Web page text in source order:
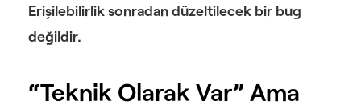
Erişilebilirlik sonradan düzeltilecek bir bug
değildir.
“Teknik Olarak Var” Ama